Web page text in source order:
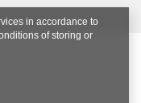
in accordance to
of storing or